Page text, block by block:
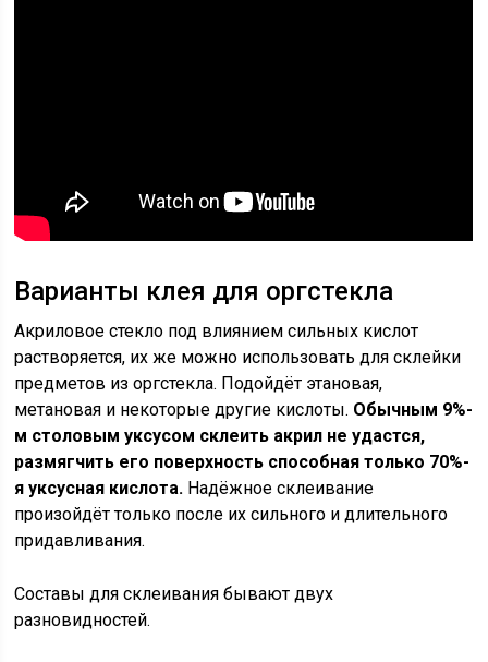
Варианты клея для оргстекла
Акриловое стекло под влиянием сильных кислот
растворяется, их же можно использовать для склейки
предметов из оргстекла. Подойдёт этановая,
метановая и некоторые другие кислоты. Обычным 9%-
м столовым уксусом склеить акрил не удастся,
размягчить его поверхность способная только 70%-
я уксусная кислота. Надёжное склеивание
произойдёт только после их сильного и длительного
придавливания.
Составы для склеивания бывают двух
разновидностей.